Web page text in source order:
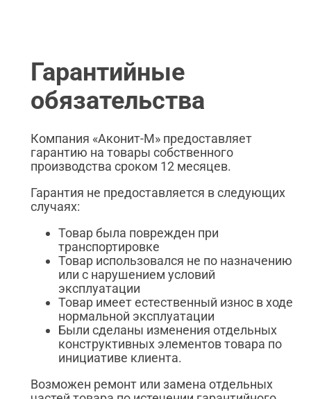
Гарантийные
обязательства
Компания «Аконит-М» предоставляет
гарантию на товары собственного
производства сроком 12 месяцев.
Гарантия не предоставляется в следующих
случаях:
Товар была поврежден при
транспортировке
Товар использовался не по назначению
или с нарушением условий
эксплуатации
Товар имеет естественный износ в ходе
нормальной эксплуатации
Были сделаны изменения отдельных
конструктивных элементов товара по
инициативе клиента.
Возможен ремонт или замена отдельных